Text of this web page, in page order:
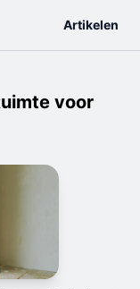
Artikelen
voor